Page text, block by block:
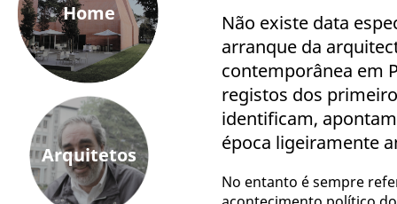
Home
Arquitetos
Não existe data
arranque da
contemporânea em
registos dos
identificam,
época ligeiramente
No entanto é sempre